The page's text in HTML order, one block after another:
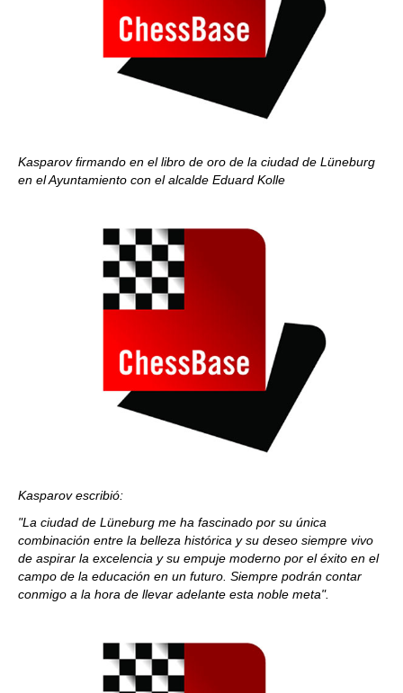
Kasparov firmando en el libro de oro de la ciudad de Lüneburg
en el Ayuntamiento con el alcalde Eduard Kolle
Kasparov escribió:
"La ciudad de Lüneburg me ha fascinado por su única
combinación entre la belleza histórica y su deseo siempre vivo
de aspirar la excelencia y su empuje moderno por el éxito en el
campo de la educación en un futuro. Siempre podrán contar
conmigo a la hora de llevar adelante esta noble meta".